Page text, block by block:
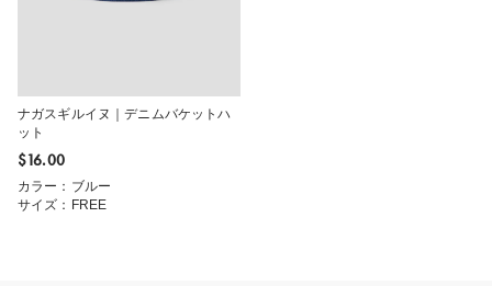
ナガスギルイヌ｜デニムバケットハ
ット
$‌16.00
カラー：ブルー
サイズ：FREE